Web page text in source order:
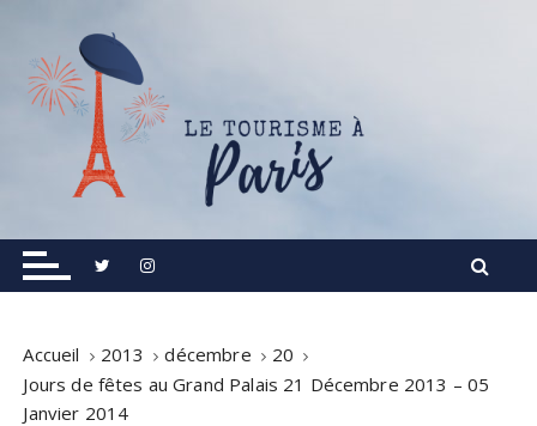
Le Tourisme à Paris
Informations touristiques, visites, excursions.
Accueil 2013 décembre
20
Jours de fêtes au Grand Palais 21 Décembre 2013 – 05
Janvier 2014